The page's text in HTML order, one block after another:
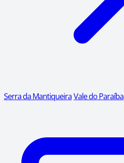
Serra da MantiqueiraVale do Paraíba